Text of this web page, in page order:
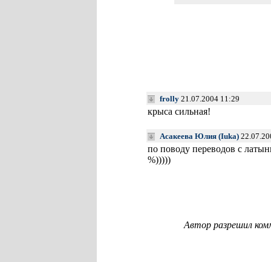
frolly 21.07.2004 11:29
крыса сильная!
Асакеева Юлия (Iuka)
по поводу переводов с
%)))))
Автор разрешил